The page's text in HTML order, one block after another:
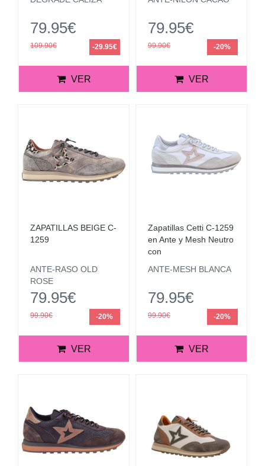
79.95€
109.90€ -29.95€
VER
79.95€
99.90€ -20%
VER
ZAPATILLAS BEIGE C-
1259
ANTE-RASO OLD
ROSE
79.95€
99.90€ -20%
VER
Zapatillas Cetti C-1259
en Ante y Mesh Neutro
con
ANTE-MESH BLANCA
79.95€
99.90€ -20%
VER